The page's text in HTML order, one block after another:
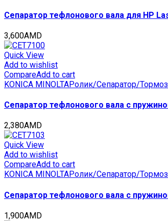
Сепаратор тефлонового вала для HP
3,600AMD
Quick View
Add to wishlist
CompareAdd to cart
KONICA MINOLTAРолик/Сепаратор/
Сепаратор тефлонового вала с
2,380AMD
Quick View
Add to wishlist
CompareAdd to cart
KONICA MINOLTAРолик/Сепаратор/
Сепаратор тефлонового вала с
1,900AMD